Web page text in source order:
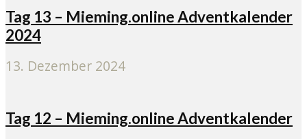
Tag 13 – Mieming.online Adventkalender
2024
13. Dezember 2024
Tag 12 – Mieming.online Adventkalender